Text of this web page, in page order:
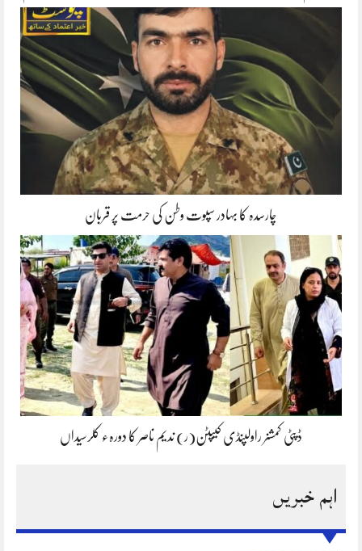
چارسدہ کا بہادر سپوت وطن کی حرمت پر قربان
ڈپٹی کمشنر راولپنڈی کیپٹن(ر) ندیم ناصر کا دورہء کلرسیداں
اہم خبریں